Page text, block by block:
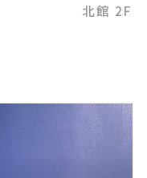
北館 2F